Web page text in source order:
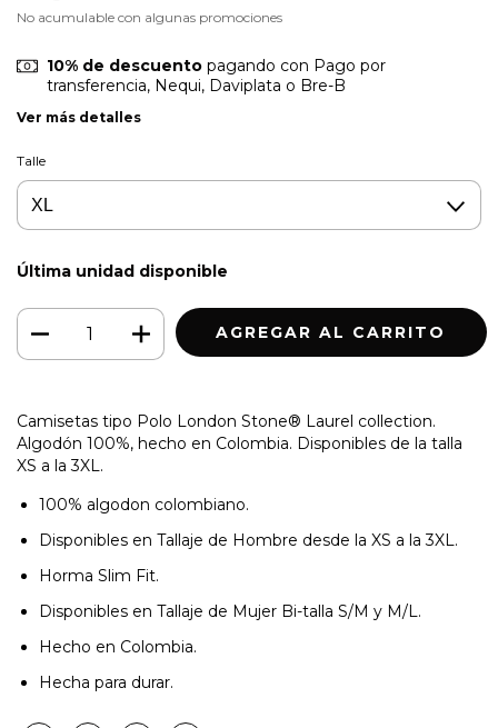
No acumulable con algunas promociones
10% de descuentopagando con Pago por
transferencia, Nequi, Daviplata o Bre-B
Ver más detalles
Talle
Última unidad disponible
Camisetas tipo Polo London Stone® Laurel collection.
Algodón 100%, hecho en Colombia. Disponibles de la talla
XS a la 3XL.
100% algodon colombiano.
Disponibles en Tallaje de Hombre desde la XS a la 3XL.
Horma Slim Fit.
Disponibles en Tallaje de Mujer Bi-talla S/M y M/L.
Hecho en Colombia.
Hecha para durar.